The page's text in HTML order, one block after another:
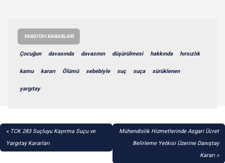
YARGITAY KARARLARI
Çocuğun davasında davasının düşürülmesi hakkında hırsızlık
kamu kararı Ölümü sebebiyle suç suça sürüklenen
yargıtay
YAZI
GEZINMESI
TCK 283 Suçluyu Kayırma Suçu ve
Yargıtay Kararları
Mühendislik Hizmetlerinde Asgari Ücret
Belirleme Yetkisi Üzerine Danıştay
Kararı